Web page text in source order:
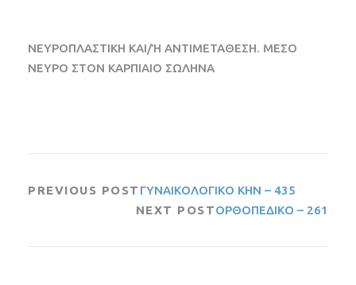
ΝΕΥΡΟΠΛΑΣΤΙΚΗ ΚΑΙ/Ή ΑΝΤΙΜΕΤΑΘΕΣΗ. ΜΕΣΟ
ΝΕΥΡΟ ΣΤΟΝ ΚΑΡΠΙΑΙΟ ΣΩΛΗΝΑ
PREVIOUS POST ΓΥΝΑΙΚΟΛΟΓΙΚΟ ΚΗΝ – 435
NEXT POSTΟΡΘΟΠΕΔΙΚΟ – 261